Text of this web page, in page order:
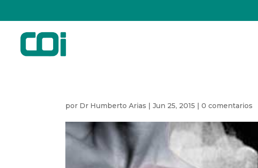
por Dr Humberto Arias |Jun 25, 2015 |0 comentarios